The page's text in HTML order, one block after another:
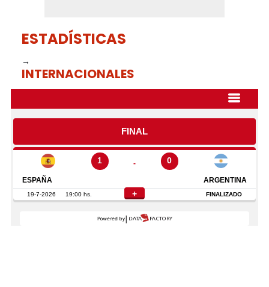
ESTADÍSTICAS
→
INTERNACIONALES